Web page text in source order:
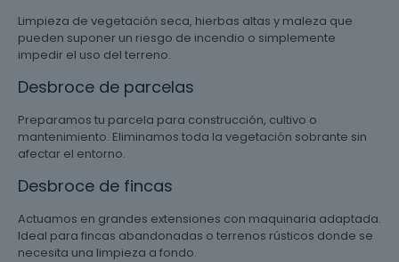
Limpieza de vegetación seca, hierbas altas y maleza que
pueden suponer un riesgo de incendio o simplemente
impedir el uso del terreno.
Desbroce de parcelas
Preparamos tu parcela para construcción, cultivo o
mantenimiento. Eliminamos toda la vegetación sobrante sin
afectar el entorno.
Desbroce de fincas
Actuamos en grandes extensiones con maquinaria adaptada.
Ideal para fincas abandonadas o terrenos rústicos donde se
necesita una limpieza a fondo.